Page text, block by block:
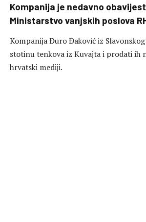
Kompanija je nedavno
Ministarstvo vanjskih poslova
Kompanija Đuro Đaković iz
stotinu tenkova iz Kuvajta i prodati ih
hrvatski mediji.